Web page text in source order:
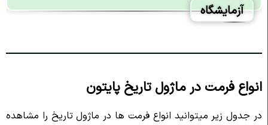
آزمایشگاه
انواع فرمت در ماژول تاریخ پایتون
در جدول زیر میتوانید انواع فرمت ها در ماژول تاریخ را مشاهده